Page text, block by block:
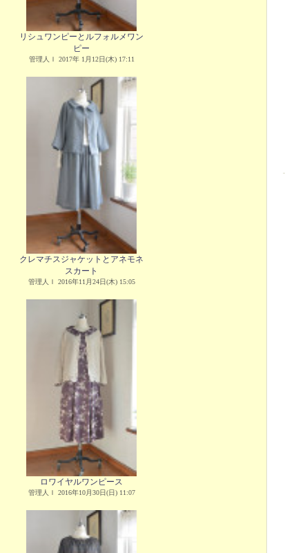
リシュワンピーとルフォルメワン
ピー
管理人Ｉ 2017年 1月12日(木) 17:11
クレマチスジャケットとアネモネ
スカート
管理人Ｉ 2016年11月24日(木) 15:05
ロワイヤルワンピース
管理人Ｉ 2016年10月30日(日) 11:07